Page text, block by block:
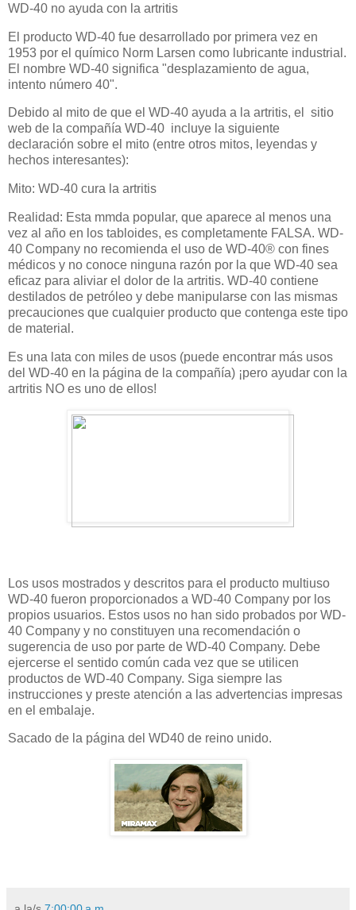
WD-40 no ayuda con la artritis
El producto WD-40 fue desarrollado por primera vez en
1953 por el químico Norm Larsen como lubricante industrial.
El nombre WD-40 significa "desplazamiento de agua,
intento número 40".
Debido al mito de que el WD-40 ayuda a la artritis, el
sitio
web de la compañía WD-40 incluye la siguiente
declaración sobre el mito (entre otros mitos, leyendas y
hechos interesantes):
Mito: WD-40 cura la artritis
Realidad: Esta mmda popular, que aparece al menos una
vez al año en los tabloides, es completamente FALSA. WD-
40 Company no recomienda el uso de WD-40® con fines
médicos y no conoce ninguna razón por la que WD-40 sea
eficaz para aliviar el dolor de la artritis. WD-40 contiene
destilados de petróleo y debe manipularse con las mismas
precauciones que cualquier producto que contenga este tipo
de material.
Es una lata con miles de usos (puede encontrar más usos
del WD-40 en la página de la compañía) ¡pero ayudar con la
artritis NO es uno de ellos!
Los usos mostrados y descritos para el producto multiuso
WD-40 fueron proporcionados a WD-40 Company por los
propios usuarios. Estos usos no han sido probados por WD-
40 Company y no constituyen una recomendación o
sugerencia de uso por parte de WD-40 Company. Debe
ejercerse el sentido común cada vez que se utilicen
productos de WD-40 Company. Siga siempre las
instrucciones y preste atención a las advertencias impresas
en el embalaje.
Sacado de la página del WD40 de reino unido.